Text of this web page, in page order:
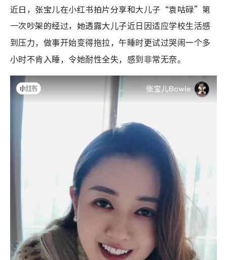
近日，张宝儿在小红书拍片分享和大儿子“袁咕碌”第
一次吵架的经过，她透露大儿子近日因适应学校生活感
到压力，做事开始变得拖拉，午睡时更试过哭闹一个多
小时不肯入睡，令她耐性全失，感到非常无奈。